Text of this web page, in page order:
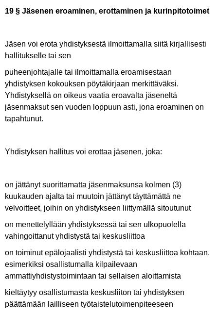
19 § Jäsenen eroaminen, erottaminen ja kurinpitotoimet
Jäsen voi erota yhdistyksestä ilmoittamalla siitä kirjallisesti
hallitukselle tai sen
puheenjohtajalle tai ilmoittamalla eroamisestaan
yhdistyksen kokouksen pöytäkirjaan merkittäväksi.
Yhdistyksellä on oikeus vaatia eroavalta jäseneltä
jäsenmaksut sen vuoden loppuun asti, jona eroaminen on
tapahtunut.
Yhdistyksen hallitus voi erottaa jäsenen, joka:
on jättänyt suorittamatta jäsenmaksunsa kolmen (3)
kuukauden ajalta tai muutoin jättänyt täyttämättä ne
velvoitteet, joihin on yhdistykseen liittymällä sitoutunut
on menettelyllään yhdistyksessä tai sen ulkopuolella
vahingoittanut yhdistystä tai keskusliittoa
on toiminut epälojaalisti yhdistystä tai keskusliittoa kohtaan,
esimerkiksi osallistumalla kilpailevaan
ammattiyhdistystoimintaan tai sellaisen aloittamista
kieltäytyy osallistumasta keskusliiton tai yhdistyksen
päättämään lailliseen työtaistelutoimenpiteeseen